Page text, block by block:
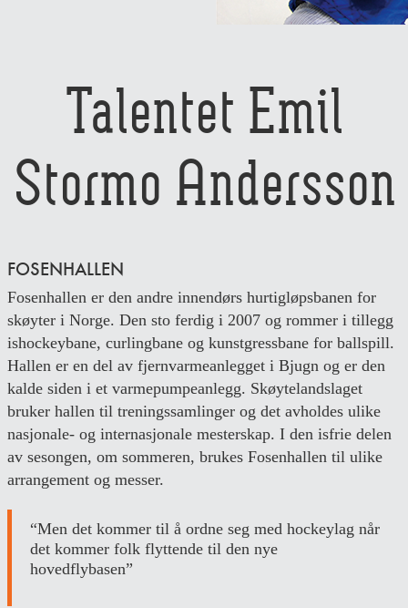
Talentet Emil
Stormo Andersson
FOSENHALLEN
Fosenhallen er den andre innendørs hurtigløpsbanen for
skøyter i Norge. Den sto ferdig i 2007 og rommer i tillegg
ishockeybane, curlingbane og kunstgressbane for ballspill.
Hallen er en del av fjernvarmeanlegget i Bjugn og er den
kalde siden i et varmepumpeanlegg. Skøytelandslaget
bruker hallen til treningssamlinger og det avholdes ulike
nasjonale- og internasjonale mesterskap. I den isfrie delen
av sesongen, om sommeren, brukes Fosenhallen til ulike
arrangement og messer.
“Men det kommer til å ordne seg med hockeylag når
det kommer folk flyttende til den nye
hovedflybasen”